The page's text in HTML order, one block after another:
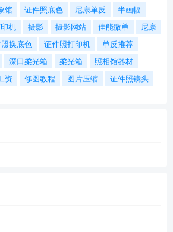
馆 证件照底色 尼康单反
半画幅
机 摄影 摄影网站 佳能微单
尼康
换底色 证件照打印机
单反推荐
深口柔光箱 柔光箱
照相馆器材
资 修图教程 图片压缩 证件照镜头